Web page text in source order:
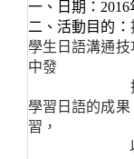
一、日期：2016
二、活動目的：
學生日語溝通
中發
學習日語的成
習，
以達